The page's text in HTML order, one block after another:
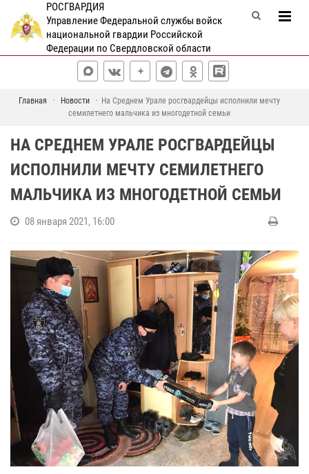
РОСГВАРДИЯ
Управление Федеральной службы войск
национальной гвардии Российской
Федерации по Свердловской области
Главная Новости
На Среднем Урале росгвардейцы исполнили мечту
семилетнего мальчика из многодетной семьи
НА СРЕДНЕМ УРАЛЕ РОСГВАРДЕЙЦЫ
ИСПОЛНИЛИ МЕЧТУ СЕМИЛЕТНЕГО
МАЛЬЧИКА ИЗ МНОГОДЕТНОЙ СЕМЬИ
08 января 2021, 16:00